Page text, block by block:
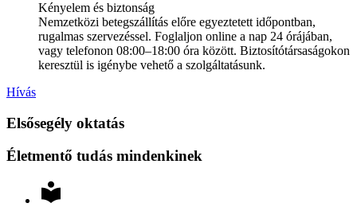
Kényelem és biztonság
Nemzetközi betegszállítás előre egyeztetett időpontban,
rugalmas szervezéssel. Foglaljon online a nap 24 órájában,
vagy telefonon 08:00–18:00 óra között. Biztosítótársaságokon
keresztül is igénybe vehető a szolgáltatásunk.
Hívás
Elsősegély oktatás
Életmentő tudás mindenkinek
local_library